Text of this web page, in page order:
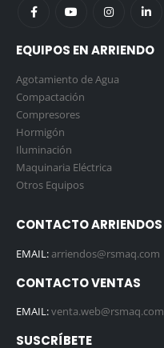
EQUIPOS EN ARRIENDO
Agotamiento de Agua
Compactación
Compresores
Hormigón
Iluminación
Maquinaria Eléctrica
Otros Equipos
CONTACTO ARRIENDOS
EMAIL:arriendos@rsmaq.com
CONTACTO VENTAS
EMAIL:venta.web@rsmaq.com
SUSCRÍBETE